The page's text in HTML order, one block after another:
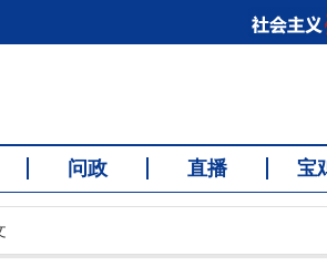
问政 直播 宝